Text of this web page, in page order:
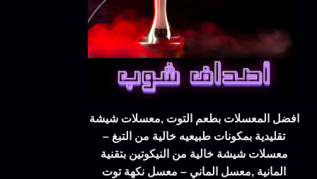
افضل المعسلات بطعم التوت ,معسلات شيشة
تقليدية بمكونات طبيعيه خالية من التبغ –
معسلات شيشة خالية من النيكوتين بتقنية
المانية ,معسل الماني – معسل نكهة توت